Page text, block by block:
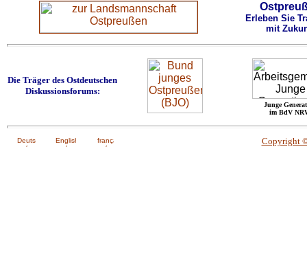
Erleben Sie
mit
Die Träger des Ostdeutschen
Diskussionsforums:
Junge
im BdV
Copyright